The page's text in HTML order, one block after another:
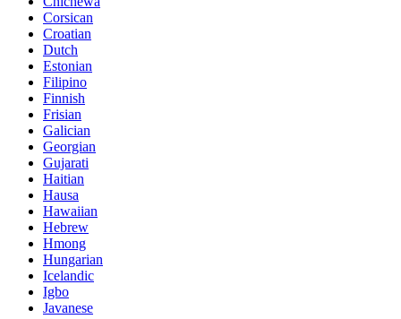
Corsican
Croatian
Dutch
Estonian
Filipino
Finnish
Frisian
Galician
Georgian
Gujarati
Haitian
Hausa
Hawaiian
Hebrew
Hmong
Hungarian
Icelandic
Igbo
Javanese